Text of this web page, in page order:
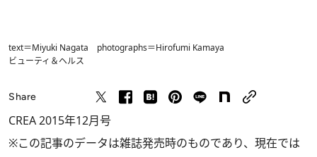
text＝Miyuki Nagata photographs＝Hirofumi Kamaya
ビューティ＆ヘルス
Share
CREA 2015年12月号
※この記事のデータは雑誌発売時のものであり、現在では